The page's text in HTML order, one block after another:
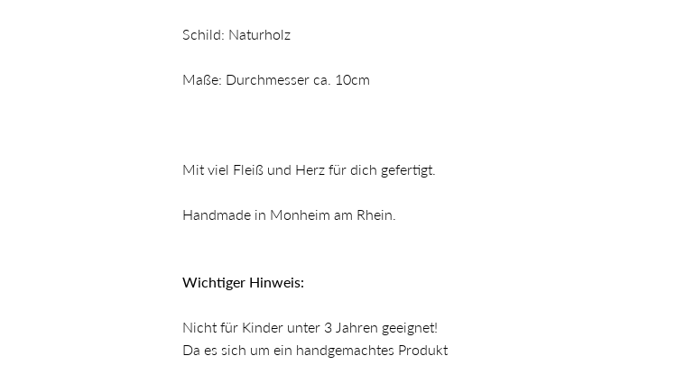
Schild: Naturholz
Maße: Durchmesser ca. 10cm
Mit viel Fleiß und Herz für dich gefertigt.
Handmade in Monheim am Rhein.
Wichtiger Hinweis:
Nicht für Kinder unter 3 Jahren geeignet!
Da es sich um ein handgemachtes Produkt